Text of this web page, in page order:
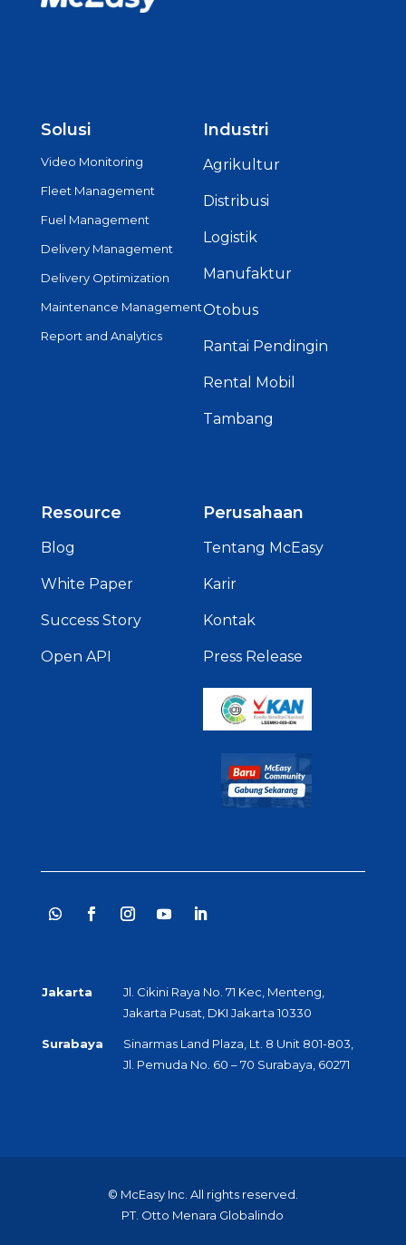
Solusi
Video Monitoring
Fleet Management
Fuel Management
Delivery Management
Delivery Optimization
Maintenance Management
Report and Analytics
Industri
Agrikultur
Distribusi
Logistik
Manufaktur
Otobus
Rantai Pendingin
Rental Mobil
Tambang
Resource
Blog
White Paper
Success Story
Open API
Perusahaan
Tentang McEasy
Karir
Kontak
Press Release
Jakarta
Jl. Cikini Raya No. 71 Kec, Menteng,
Jakarta Pusat, DKI Jakarta 10330
Surabaya
Sinarmas Land Plaza, Lt. 8 Unit 801-803,
Jl. Pemuda No. 60 – 70 Surabaya, 60271
© McEasy Inc. All rights reserved.
PT. Otto Menara Globalindo